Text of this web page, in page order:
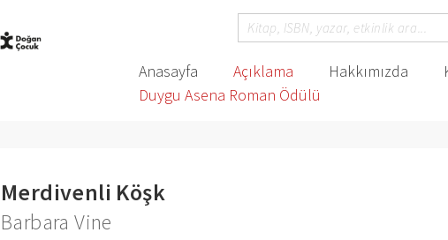
Anasayfa Açıklama Hakkımızda
Duygu Asena Roman Ödülü
Merdivenli Köşk
Barbara Vine